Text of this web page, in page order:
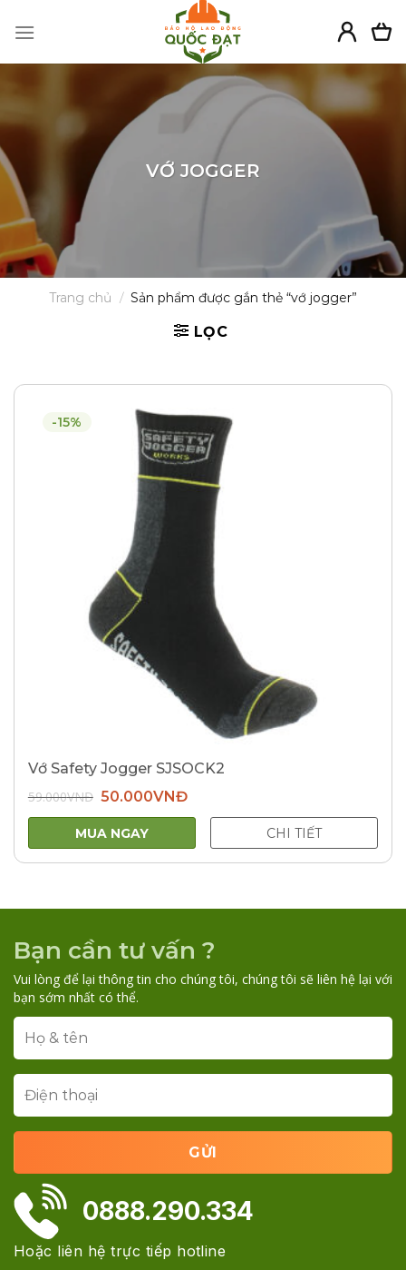
VỚ JOGGER
Trang chủ / Sản phẩm được gắn thẻ “vớ jogger”
LỌC
-15%
Vớ Safety Jogger SJSOCK2
59.000VNĐ Giá
gốc
là:
59.000VNĐ.
50.000VNĐGiá
tại
MUA NGAY CHI TIẾT
Bạn cần tư vấn ?
Vui lòng để lại thông tin cho chúng tôi, chúng tôi sẽ liên hệ lại với
bạn sớm nhất có thể.
0888.290.334
Hoặc liên hệ trực tiếp hotline